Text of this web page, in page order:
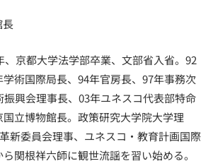
、京都大学法学部卒業、文部省入省。92
術国際局長、94年官房長、97年事務次
振興会理事長、03年ユネスコ代表部特命
立博物館長。政策研究大学院大学理
新委員会理事、ユネスコ・教育計画国際
関根祥六師に観世流謡を習い始める。